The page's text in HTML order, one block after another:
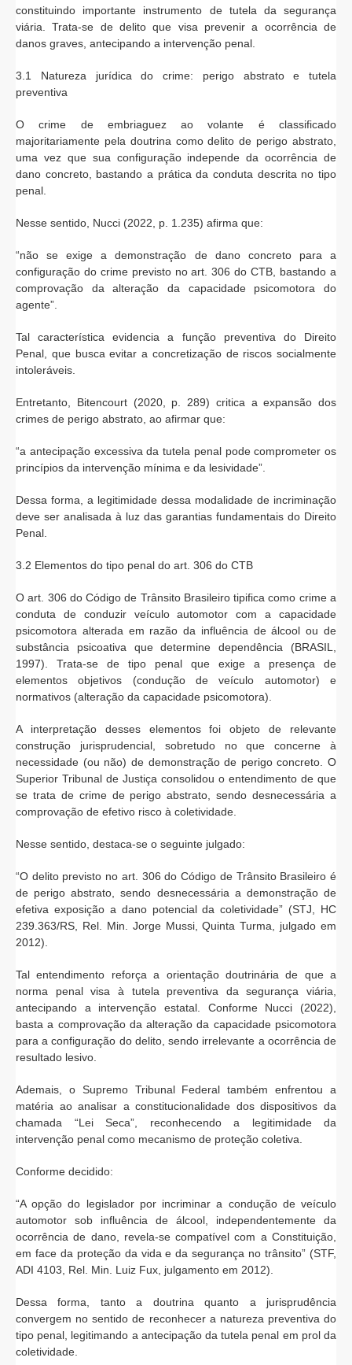
constituindo importante instrumento de tutela da segurança
viária. Trata-se de delito que visa prevenir a ocorrência de
danos graves, antecipando a intervenção penal.
3.1 Natureza jurídica do crime: perigo abstrato e tutela
preventiva
O crime de embriaguez ao volante é classificado
majoritariamente pela doutrina como delito de perigo abstrato,
uma vez que sua configuração independe da ocorrência de
dano concreto, bastando a prática da conduta descrita no tipo
penal.
Nesse sentido, Nucci (2022, p. 1.235) afirma que:
“não se exige a demonstração de dano concreto para a
configuração do crime previsto no art. 306 do CTB, bastando a
comprovação da alteração da capacidade psicomotora do
agente”.
Tal característica evidencia a função preventiva do Direito
Penal, que busca evitar a concretização de riscos socialmente
intoleráveis.
Entretanto, Bitencourt (2020, p. 289) critica a expansão dos
crimes de perigo abstrato, ao afirmar que:
“a antecipação excessiva da tutela penal pode comprometer os
princípios da intervenção mínima e da lesividade”.
Dessa forma, a legitimidade dessa modalidade de incriminação
deve ser analisada à luz das garantias fundamentais do Direito
Penal.
3.2 Elementos do tipo penal do art. 306 do CTB
O art. 306 do Código de Trânsito Brasileiro tipifica como crime a
conduta de conduzir veículo automotor com a capacidade
psicomotora alterada em razão da influência de álcool ou de
substância psicoativa que determine dependência (BRASIL,
1997). Trata-se de tipo penal que exige a presença de
elementos objetivos (condução de veículo automotor) e
normativos (alteração da capacidade psicomotora).
A interpretação desses elementos foi objeto de relevante
construção jurisprudencial, sobretudo no que concerne à
necessidade (ou não) de demonstração de perigo concreto. O
Superior Tribunal de Justiça consolidou o entendimento de que
se trata de crime de perigo abstrato, sendo desnecessária a
comprovação de efetivo risco à coletividade.
Nesse sentido, destaca-se o seguinte julgado:
“O delito previsto no art. 306 do Código de Trânsito Brasileiro é
de perigo abstrato, sendo desnecessária a demonstração de
efetiva exposição a dano potencial da coletividade” (STJ, HC
239.363/RS, Rel. Min. Jorge Mussi, Quinta Turma, julgado em
2012).
Tal entendimento reforça a orientação doutrinária de que a
norma penal visa à tutela preventiva da segurança viária,
antecipando a intervenção estatal. Conforme Nucci (2022),
basta a comprovação da alteração da capacidade psicomotora
para a configuração do delito, sendo irrelevante a ocorrência de
resultado lesivo.
Ademais, o Supremo Tribunal Federal também enfrentou a
matéria ao analisar a constitucionalidade dos dispositivos da
chamada “Lei Seca”, reconhecendo a legitimidade da
intervenção penal como mecanismo de proteção coletiva.
Conforme decidido:
“A opção do legislador por incriminar a condução de veículo
automotor sob influência de álcool, independentemente da
ocorrência de dano, revela-se compatível com a Constituição,
em face da proteção da vida e da segurança no trânsito” (STF,
ADI 4103, Rel. Min. Luiz Fux, julgamento em 2012).
Dessa forma, tanto a doutrina quanto a jurisprudência
convergem no sentido de reconhecer a natureza preventiva do
tipo penal, legitimando a antecipação da tutela penal em prol da
coletividade.